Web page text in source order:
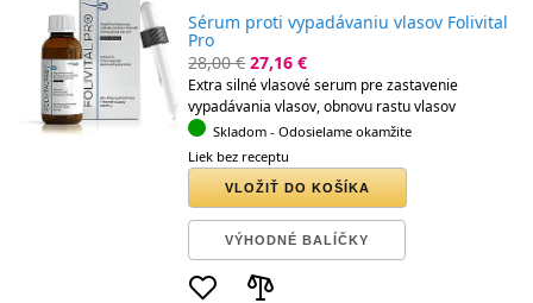
Sérum proti vypadávaniu vlasov Folivital
Pro
28,00 € 27,16 €
Extra silné vlasové serum pre zastavenie
vypadávania vlasov, obnovu rastu vlasov
Skladom - Odosielame okamžite
Liek bez receptu
VLOŽIŤ DO KOŠÍKA
VÝHODNÉ BALÍČKY